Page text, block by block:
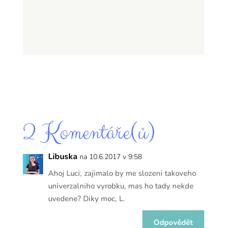
2 Komentáře(ů)
Libuska na 10.6.2017 v 9:58
Ahoj Luci, zajimalo by me slozeni takoveho
univerzalniho vyrobku, mas ho tady nekde
uvedene? Diky moc, L.
Odpovědět